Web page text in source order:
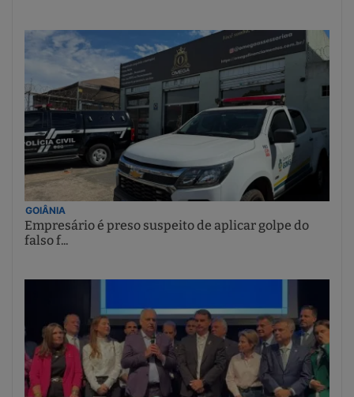
GOIÂNIA
Empresário é preso suspeito de aplicar golpe do
falso f...